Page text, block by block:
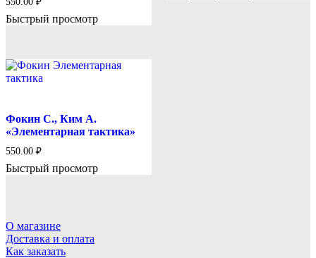
Быстрый просмотр
Фокин С., Ким А.
«Элементарная тактика»
550.00 ₽
Быстрый просмотр
О магазине
Доставка и оплата
Как заказать